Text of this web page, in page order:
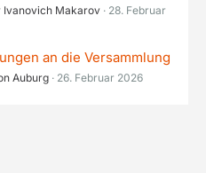
Ivanovich Makarov
28. Februar
an die Versammlung
Auburg 26. Februar 2026